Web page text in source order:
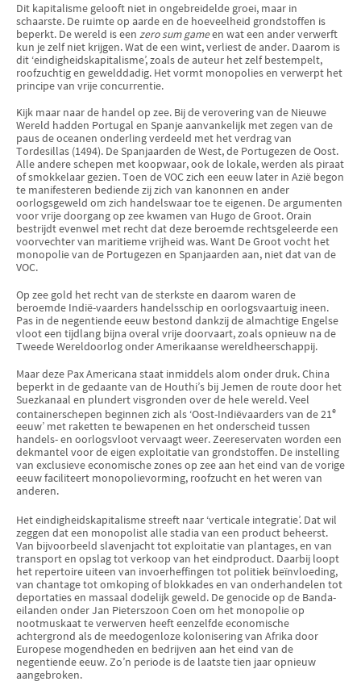
Dit kapitalisme gelooft niet in ongebreidelde groei, maar in
schaarste. De ruimte op aarde en de hoeveelheid grondstoffen is
beperkt. De wereld is een zero sum gameen wat een ander verwerft
kun je zelf niet krijgen. Wat de een wint, verliest de ander. Daarom is
dit ‘eindigheidskapitalisme’, zoals de auteur het zelf bestempelt,
roofzuchtig en gewelddadig. Het vormt monopolies en verwerpt het
principe van vrije concurrentie.
Kijk maar naar de handel op zee. Bij de verovering van de Nieuwe
Wereld hadden Portugal en Spanje aanvankelijk met zegen van de
paus de oceanen onderling verdeeld met het verdrag van
Tordesillas (1494). De Spanjaarden de West, de Portugezen de Oost.
Alle andere schepen met koopwaar, ook de lokale, werden als piraat
of smokkelaar gezien. Toen de VOC zich een eeuw later in Azië begon
te manifesteren bediende zij zich van kanonnen en ander
oorlogsgeweld om zich handelswaar toe te eigenen. De argumenten
voor vrije doorgang op zee kwamen van Hugo de Groot. Orain
bestrijdt evenwel met recht dat deze beroemde rechtsgeleerde een
voorvechter van maritieme vrijheid was. Want De Groot vocht het
monopolie van de Portugezen en Spanjaarden aan, niet dat van de
VOC.
Op zee gold het recht van de sterkste en daarom waren de
beroemde Indië-vaarders handelsschip en oorlogsvaartuig ineen.
Pas in de negentiende eeuw bestond dankzij de almachtige Engelse
vloot een tijdlang bijna overal vrije doorvaart, zoals opnieuw na de
Tweede Wereldoorlog onder Amerikaanse wereldheerschappij.
Maar deze Pax Americana staat inmiddels alom onder druk. China
beperkt in de gedaante van de Houthi’s bij Jemen de route door het
Suezkanaal en plundert visgronden over de hele wereld. Veel
containerschepen beginnen zich als ‘Oost-Indiëvaarders van de 21e
eeuw’ met raketten te bewapenen en het onderscheid tussen
handels- en oorlogsvloot vervaagt weer. Zeereservaten worden een
dekmantel voor de eigen exploitatie van grondstoffen. De instelling
van exclusieve economische zones op zee aan het eind van de vorige
eeuw faciliteert monopolievorming, roofzucht en het weren van
anderen.
Het eindigheidskapitalisme streeft naar ‘verticale integratie’. Dat wil
zeggen dat een monopolist alle stadia van een product beheerst.
Van bijvoorbeeld slavenjacht tot exploitatie van plantages, en van
transport en opslag tot verkoop van het eindproduct. Daarbij loopt
het repertoire uiteen van invoerheffingen tot politiek beïnvloeding,
van chantage tot omkoping of blokkades en van onderhandelen tot
deportaties en massaal dodelijk geweld. De genocide op de Banda-
eilanden onder Jan Pieterszoon Coen om het monopolie op
nootmuskaat te verwerven heeft eenzelfde economische
achtergrond als de meedogenloze kolonisering van Afrika door
Europese mogendheden en bedrijven aan het eind van de
negentiende eeuw. Zo’n periode is de laatste tien jaar opnieuw
aangebroken.